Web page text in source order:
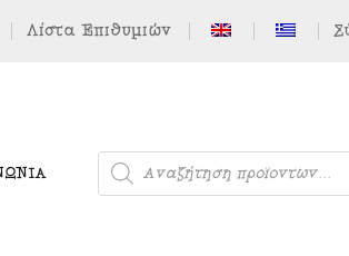
Λίστα Επιθυμιών